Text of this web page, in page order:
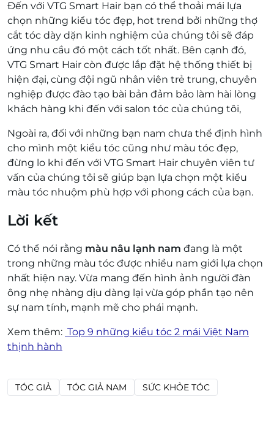
Đến với VTG Smart Hair bạn có thể thoải mái lựa
chọn những kiểu tóc đẹp, hot trend bởi những thợ
cắt tóc dày dặn kinh nghiệm của chúng tôi sẽ đáp
ứng nhu cầu đó một cách tốt nhất. Bên cạnh đó,
VTG Smart Hair còn được lắp đặt hệ thống thiết bị
hiện đại, cùng đội ngũ nhân viên trẻ trung, chuyên
nghiệp được đào tạo bài bản đảm bảo làm hài lòng
khách hàng khi đến với salon tóc của chúng tôi,
Ngoài ra, đối với những bạn nam chưa thể định hình
cho mình một kiểu tóc cũng như màu tóc đẹp,
đừng lo khi đến với VTG Smart Hair chuyên viên tư
vấn của chúng tôi sẽ giúp bạn lựa chọn một kiểu
màu tóc nhuộm phù hợp với phong cách của bạn.
Lời kết
Có thể nói rằng màu nâu lạnh nam đang là một
trong những màu tóc được nhiều nam giới lựa chọn
nhất hiện nay. Vừa mang đến hình ảnh người đàn
ông nhẹ nhàng dịu dàng lại vừa góp phần tạo nên
sự nam tính, mạnh mẽ cho phái mạnh.
Xem thêm: Top 9 những kiểu tóc 2 mái Việt Nam
thịnh hành
TÓC GIẢ TÓC GIẢ NAM SỨC KHỎE TÓC